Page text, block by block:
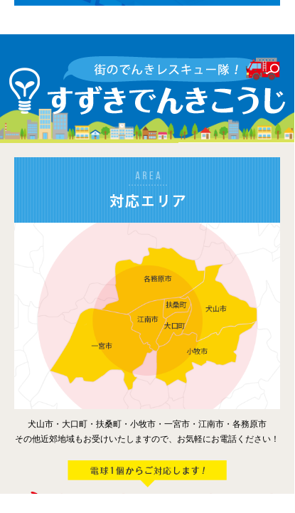
犬山市・大口町・扶桑町・小牧市・一宮市・江南市・各務原市
その他近郊地域もお受けいたしますので、お気軽にお電話ください！